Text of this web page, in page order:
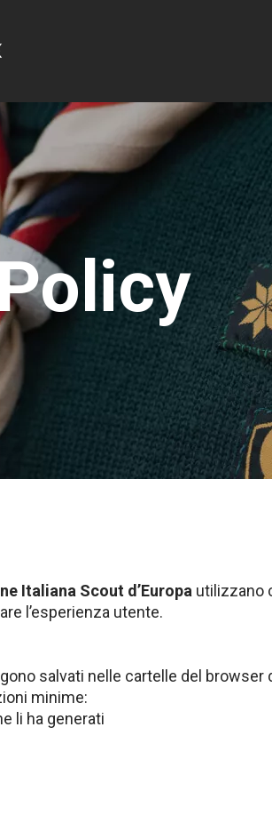
Italiana Scout d’Europa utilizzano
l’esperienza utente.
salvati nelle cartelle del
minime:
li ha generati